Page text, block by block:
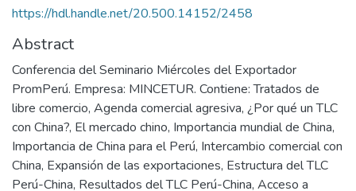
https://hdl.handle.net/20.500.14152/2458
Abstract
Conferencia del Seminario Miércoles del Exportador
PromPerú. Empresa: MINCETUR. Contiene: Tratados de
libre comercio, Agenda comercial agresiva, ¿Por qué un TLC
con China?, El mercado chino, Importancia mundial de China,
Importancia de China para el Perú, Intercambio comercial con
China, Expansión de las exportaciones, Estructura del TLC
Perú-China, Resultados del TLC Perú-China, Acceso a